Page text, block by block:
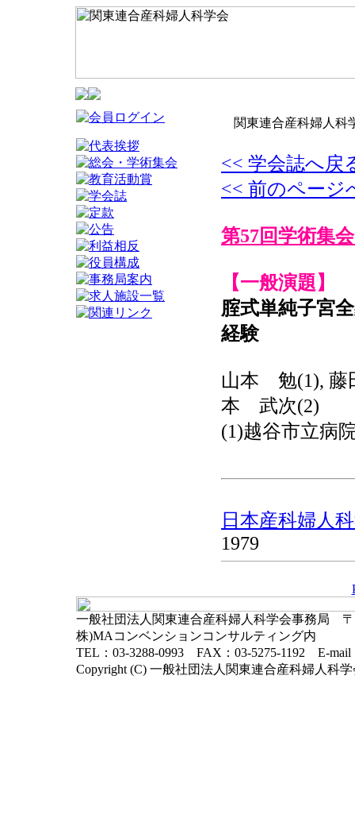
関東連合産科婦人科
<< 学会誌へ戻
<< 前のページ
第57回学術集会
【一般演題】
腟式単純子宮
経験
山本 勉(1),
本 武次(2)
(1)越谷市立病
日本産科婦人
1979
一般社団法人関東連合産科婦人科学会事務局 〒
株)MAコンベンションコンサルティング内
TEL：03-3288-0993 FAX：03-5275-1192 E-mail
Copyright (C) 一般社団法人関東連合産科婦人科